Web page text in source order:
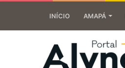
INÍCIO AMAPÁ